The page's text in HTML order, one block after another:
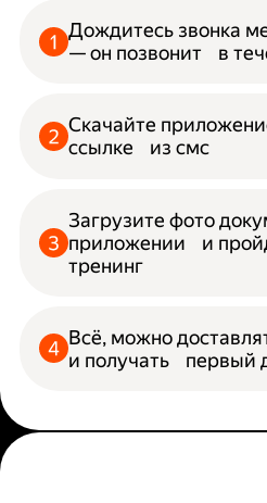
Дождитесь звонка
— он позвонит в
Скачайте
ссылке из смс
Загрузите фото
приложении и
тренинг
Всё, можно
и получать первый